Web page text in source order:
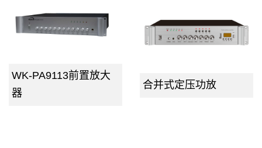
WK-PA9113前置放大
器
合并式定压功放